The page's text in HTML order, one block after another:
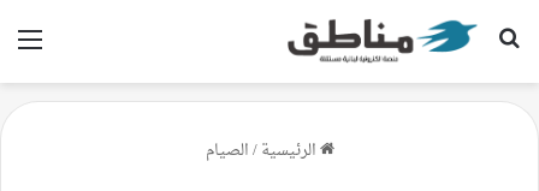
بحث عن
الرئيسية/الصيام